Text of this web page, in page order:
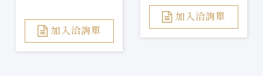
加入洽詢單
加入洽詢單